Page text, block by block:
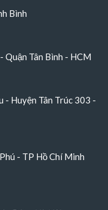
Bình
Tân Bình - HCM
Huyện Tân Trúc 303 -
- TP Hồ Chí Minh